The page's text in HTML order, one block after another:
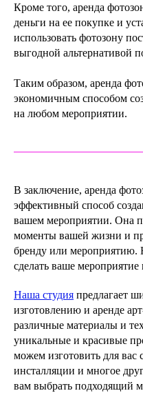
Кроме того, аренда
деньги на ее покупке и
использовать фотозону
выгодной альтернативой
Таким образом, аренда
экономичным способом
на любом мероприятии.
В заключение, аренда
эффективный способ
вашем мероприятии. Она
моменты вашей жизни и
бренду или мероприятию.
сделать ваше
Наша студия предлагает
изготовлению и аренде
различные материалы и
уникальные и красивые
можем изготовить для вас
инсталляции и многое
вам выбрать подходящий